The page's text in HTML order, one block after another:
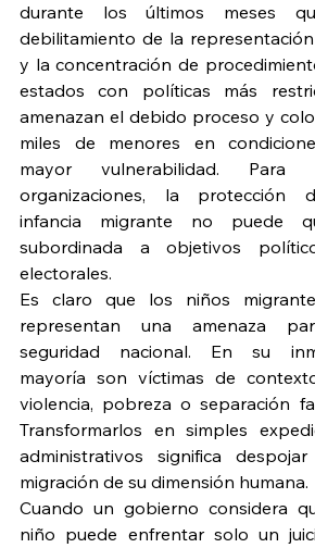
durante los últimos meses
debilitamiento de la
y la concentración de
estados con políticas más
amenazan el debido proceso y
miles de menores en
mayor vulnerabilidad. Para
organizaciones, la protección
infancia migrante no puede
subordinada a objetivos
electorales.
Es claro que los niños
representan una amenaza
seguridad nacional. En su
mayoría son víctimas de
violencia, pobreza o separación
Transformarlos en simples
administrativos significa
migración de su dimensión humana.
Cuando un gobierno considera
niño puede enfrentar solo un